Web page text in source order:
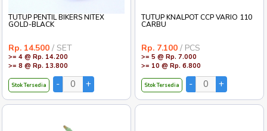
TUTUP PENTIL BIKERS NITEX
GOLD-BLACK
Rp. 14.500 / SET
>= 4 @ Rp. 14.200
>= 8 @ Rp. 13.800
Stok Tersedia
TUTUP KNALPOT CCP VARIO 110
CARBU
Rp. 7.100 / PCS
>= 5 @ Rp. 7.000
>= 10 @ Rp. 6.800
Stok Tersedia